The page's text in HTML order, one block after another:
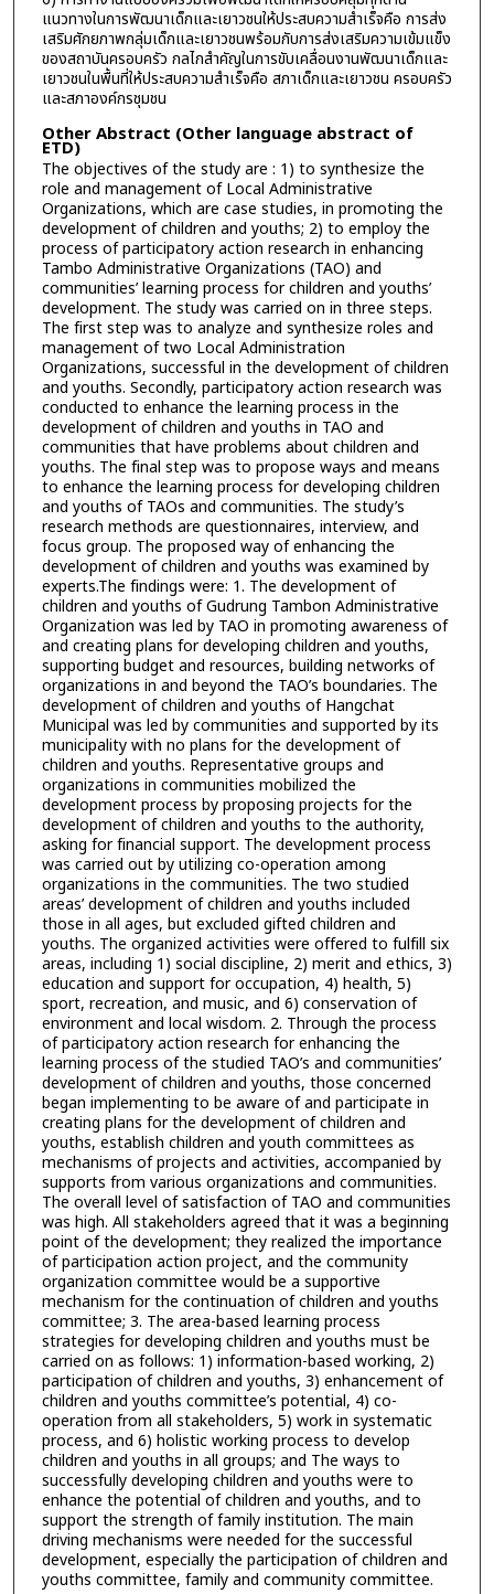
แนวทางในการพัฒนาเด็กและเยาวชนให้ประสบความสำเร็จคือ การส่ง
เสริมศักยภาพกลุ่มเด็กและเยาวชนพร้อมกับการส่งเสริมความเข้มแข็ง
ของสถาบันครอบครัว กลไกสำคัญในการขับเคลื่อนงานพัฒนาเด็กและ
เยาวชนในพื้นที่ให้ประสบความสำเร็จคือ สภาเด็กและเยาวชน ครอบครัว
และสภาองค์กรชุมชน
Other Abstract (Other language abstract of
ETD)
The objectives of the study are : 1) to synthesize the
role and management of Local Administrative
Organizations, which are case studies, in promoting the
development of children and youths; 2) to employ the
process of participatory action research in enhancing
Tambo Administrative Organizations (TAO) and
communities’ learning process for children and youths’
development. The study was carried on in three steps.
The first step was to analyze and synthesize roles and
management of two Local Administration
Organizations, successful in the development of children
and youths. Secondly, participatory action research was
conducted to enhance the learning process in the
development of children and youths in TAO and
communities that have problems about children and
youths. The final step was to propose ways and means
to enhance the learning process for developing children
and youths of TAOs and communities. The study’s
research methods are questionnaires, interview, and
focus group. The proposed way of enhancing the
development of children and youths was examined by
experts.The findings were: 1. The development of
children and youths of Gudrung Tambon Administrative
Organization was led by TAO in promoting awareness of
and creating plans for developing children and youths,
supporting budget and resources, building networks of
organizations in and beyond the TAO’s boundaries. The
development of children and youths of Hangchat
Municipal was led by communities and supported by its
municipality with no plans for the development of
children and youths. Representative groups and
organizations in communities mobilized the
development process by proposing projects for the
development of children and youths to the authority,
asking for financial support. The development process
was carried out by utilizing co-operation among
organizations in the communities. The two studied
areas’ development of children and youths included
those in all ages, but excluded gifted children and
youths. The organized activities were offered to fulfill six
areas, including 1) social discipline, 2) merit and ethics, 3)
education and support for occupation, 4) health, 5)
sport, recreation, and music, and 6) conservation of
environment and local wisdom. 2. Through the process
of participatory action research for enhancing the
learning process of the studied TAO’s and communities’
development of children and youths, those concerned
began implementing to be aware of and participate in
creating plans for the development of children and
youths, establish children and youth committees as
mechanisms of projects and activities, accompanied by
supports from various organizations and communities.
The overall level of satisfaction of TAO and communities
was high. All stakeholders agreed that it was a beginning
point of the development; they realized the importance
of participation action project, and the community
organization committee would be a supportive
mechanism for the continuation of children and youths
committee; 3. The area-based learning process
strategies for developing children and youths must be
carried on as follows: 1) information-based working, 2)
participation of children and youths, 3) enhancement of
children and youths committee’s potential, 4) co-
operation from all stakeholders, 5) work in systematic
process, and 6) holistic working process to develop
children and youths in all groups; and The ways to
successfully developing children and youths were to
enhance the potential of children and youths, and to
support the strength of family institution. The main
driving mechanisms were needed for the successful
development, especially the participation of children and
youths committee, family and community committee.